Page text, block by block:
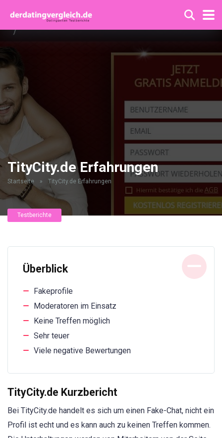
TityCity.de Erfahrungen
Startseite » TityCity.de Erfahrungen
Testberichte
Überblick
Fakeprofile
Moderatoren im Einsatz
Keine Treffen möglich
Sehr teuer
Viele negative Bewertungen
TityCity.de Kurzbericht
Bei TityCity.de handelt es sich um einen Fake-Chat, nicht ein
Profil ist echt und es kann auch zu keinen Treffen kommen.